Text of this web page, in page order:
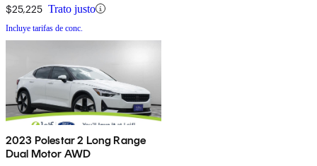
$25,225 Trato justo
Incluye tarifas de conc.
2023 Polestar 2 Long Range
Dual Motor AWD